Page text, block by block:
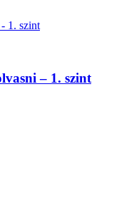
– 1. szint